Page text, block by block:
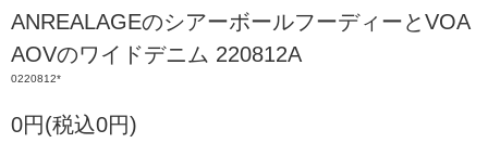
ANREALAGEのシアーボールフーディーとVOA
AOVのワイドデニム 220812A
0220812*
0円(税込0円)